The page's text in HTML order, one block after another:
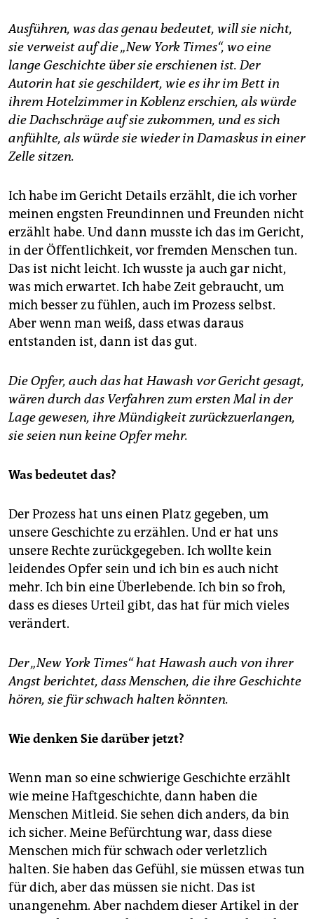
Ausführen, was das genau bedeutet, will sie nicht,
sie verweist auf die „New York Times“, wo eine
lange Geschichte über sie erschienen ist. Der
Autorin hat sie geschildert, wie es ihr im Bett in
ihrem Hotelzimmer in Koblenz erschien, als würde
die Dachschräge auf sie zukommen, und es sich
anfühlte, als würde sie wieder in Damaskus in einer
Zelle sitzen.
Ich habe im Gericht Details erzählt, die ich vorher
meinen engsten Freundinnen und Freunden nicht
erzählt habe. Und dann musste ich das im Gericht,
in der Öffentlichkeit, vor fremden Menschen tun.
Das ist nicht leicht. Ich wusste ja auch gar nicht,
was mich erwartet. Ich habe Zeit gebraucht, um
mich besser zu fühlen, auch im Prozess selbst.
Aber wenn man weiß, dass etwas daraus
entstanden ist, dann ist das gut.
Die Opfer, auch das hat Hawash vor Gericht gesagt,
wären durch das Verfahren zum ersten Mal in der
Lage gewesen, ihre Mündigkeit zurückzuerlangen,
sie seien nun keine Opfer mehr.
Was bedeutet das?
Der Prozess hat uns einen Platz gegeben, um
unsere Geschichte zu erzählen. Und er hat uns
unsere Rechte zurückgegeben. Ich wollte kein
leidendes Opfer sein und ich bin es auch nicht
mehr. Ich bin eine Überlebende. Ich bin so froh,
dass es dieses Urteil gibt, das hat für mich vieles
verändert.
Der „New York Times“ hat Hawash auch von ihrer
Angst berichtet, dass Menschen, die ihre Geschichte
hören, sie für schwach halten könnten.
Wie denken Sie darüber jetzt?
Wenn man so eine schwierige Geschichte erzählt
wie meine Haftgeschichte, dann haben die
Menschen Mitleid. Sie sehen dich anders, da bin
ich sicher. Meine Befürchtung war, dass diese
Menschen mich für schwach oder verletzlich
halten. Sie haben das Gefühl, sie müssen etwas tun
für dich, aber das müssen sie nicht. Das ist
unangenehm. Aber nachdem dieser Artikel in der